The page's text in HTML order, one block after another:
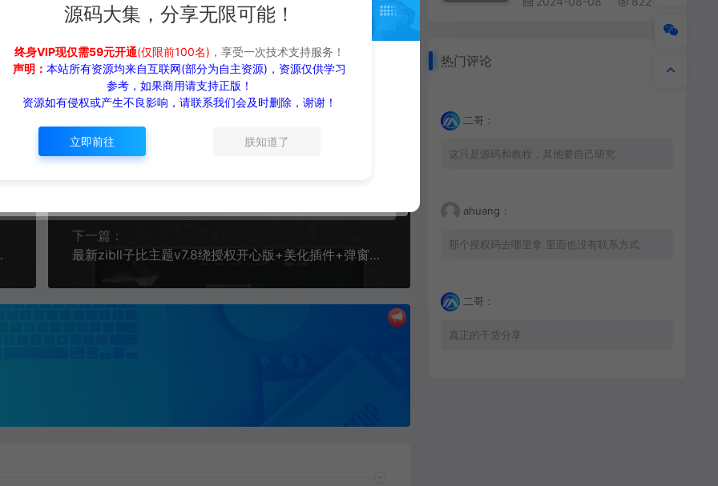
片主题下载，适合图片壁纸，自媒体分享站
生成海报
模式v2.8.2
下一篇：
最新zibll子比主题v7.8绕授权开心版+美化插件+弹窗插件+抖音登录
热门评论
二哥：
这只是源码和教程，其他要自己研究
ahuang：
那个授权码去哪里拿 里面也没有联系方式
二哥：
真正的干货分享
源码大集，分享无限可能！
终身VIP现仅需59元开通(仅限前100名) ，享受一次技术支持服务！
声明： 本站所有资源均来自互联网(部分为自主资源)，资源仅供学习
参考，如果商用请支持正版！
资源如有侵权或产生不良影响，请联系我们会及时删除，谢谢！
立即前往 朕知道了